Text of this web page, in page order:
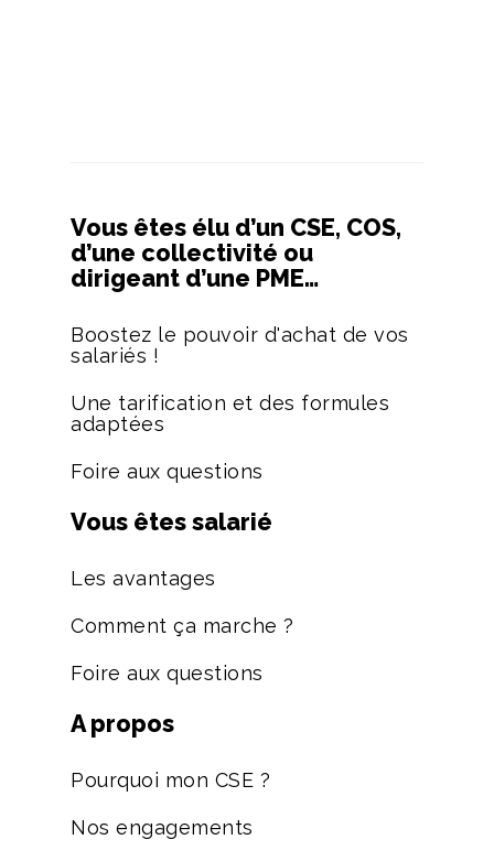
Vous êtes élu d’un CSE, COS,
d’une collectivité ou
dirigeant d’une PME…
Boostez le pouvoir d'achat de vos
salariés !
Une tarification et des formules
adaptées
Foire aux questions
Vous êtes salarié
Les avantages
Comment ça marche ?
Foire aux questions
A propos
Pourquoi mon CSE ?
Nos engagements